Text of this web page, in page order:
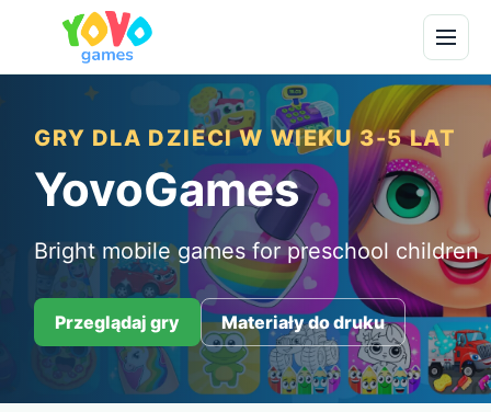
GRY DLA DZIECI W WIEKU 3-5 LAT
YovoGames
Bright mobile games for preschool children
Przeglądaj gry Materiały do druku